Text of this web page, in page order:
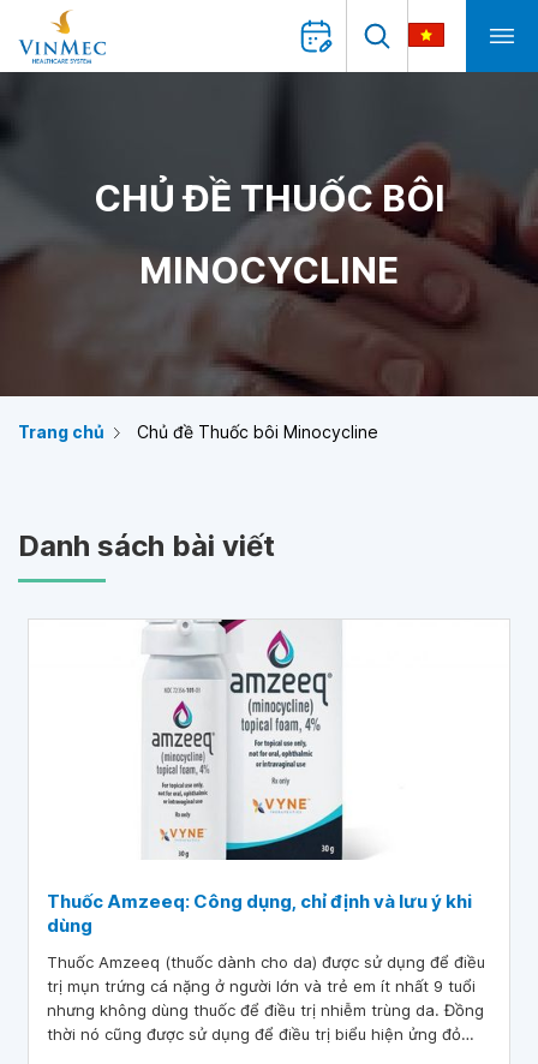
CHỦ ĐỀ THUỐC BÔI
MINOCYCLINE
Trang chủ Chủ đề Thuốc bôi Minocycline
Danh sách bài viết
Thuốc Amzeeq: Công dụng, chỉ định và lưu ý khi
dùng
Thuốc Amzeeq (thuốc dành cho da) được sử dụng để điều
trị mụn trứng cá nặng ở người lớn và trẻ em ít nhất 9 tuổi
nhưng không dùng thuốc để điều trị nhiễm trùng da. Đồng
thời nó cũng được sử dụng để điều trị biểu hiện ửng đỏ